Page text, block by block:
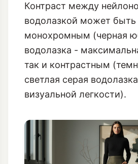
Контраст между
водолазкой может быть
монохромным (черная
водолазка -
так и контрастным
светлая серая
визуальной легкости).